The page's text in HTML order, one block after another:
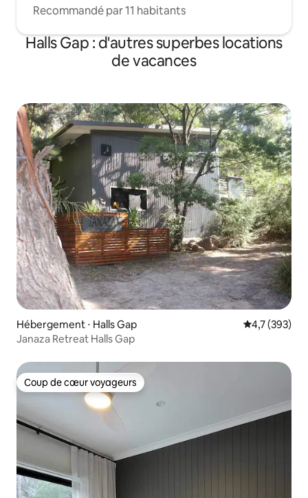
Recommandé par 11 habitants
Halls Gap : d'autres superbes locations
de vacances
Hébergement ⋅ Halls Gap Évaluation
4,7 (393)
Janaza Retreat Halls Gap
Coup de cœur voyageurs
Coup de cœur voyageurs